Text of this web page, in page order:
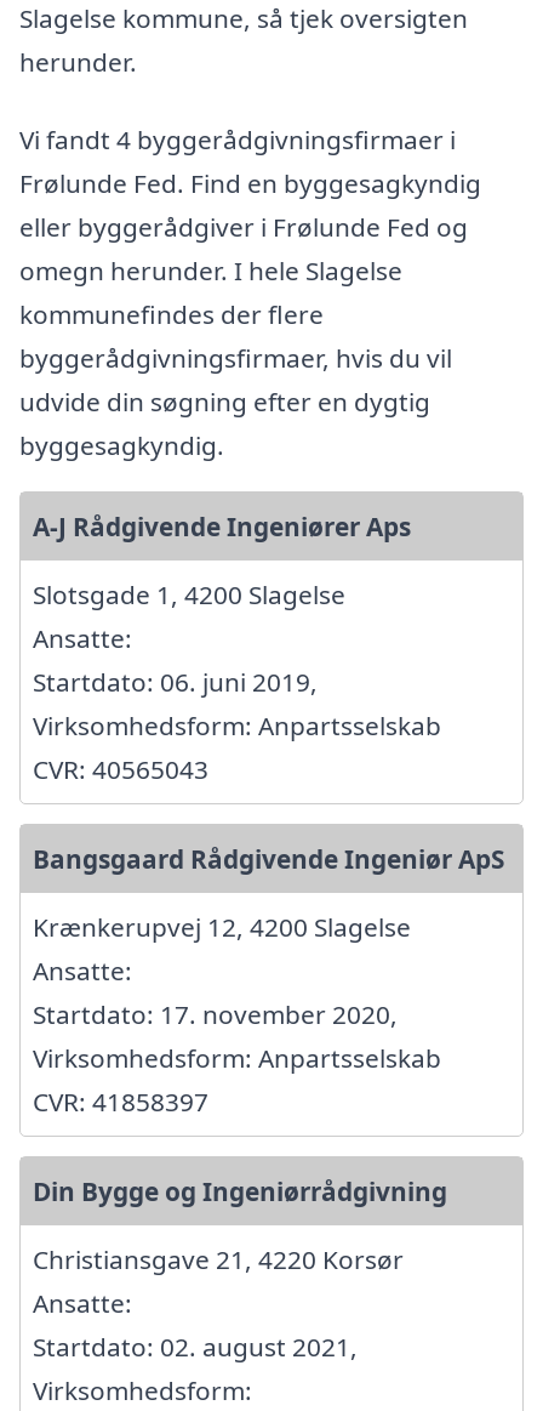
Slagelse kommune, så tjek oversigten
herunder.
Vi fandt 4 byggerådgivningsfirmaer i
Frølunde Fed. Find en byggesagkyndig
eller byggerådgiver i Frølunde Fed og
omegn herunder. I hele Slagelse
kommunefindes der flere
byggerådgivningsfirmaer, hvis du vil
udvide din søgning efter en dygtig
byggesagkyndig.
A-J Rådgivende Ingeniører Aps
Slotsgade 1, 4200 Slagelse
Ansatte:
Startdato: 06. juni 2019,
Virksomhedsform: Anpartsselskab
CVR: 40565043
Bangsgaard Rådgivende Ingeniør ApS
Krænkerupvej 12, 4200 Slagelse
Ansatte:
Startdato: 17. november 2020,
Virksomhedsform: Anpartsselskab
CVR: 41858397
Din Bygge og Ingeniørrådgivning
Christiansgave 21, 4220 Korsør
Ansatte:
Startdato: 02. august 2021,
Virksomhedsform: